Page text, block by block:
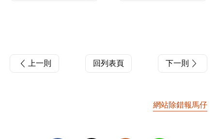
上一則 回列表頁 下一則
網站除錯報馬仔